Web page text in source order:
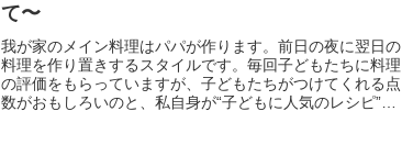
て〜
我が家のメイン料理はパパが作ります。前日の夜に翌日の
料理を作り置きするスタイルです。毎回子どもたちに料理
の評価をもらっていますが、子どもたちがつけてくれる点
数がおもしろいのと、私自身が“子どもに人気のレシピ”を